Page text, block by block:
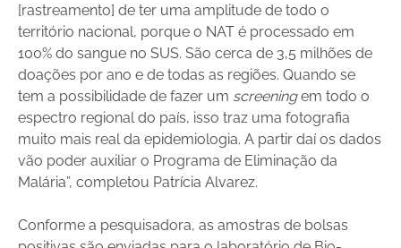
[rastreamento] de ter uma amplitude de todo o
território nacional, porque o NAT é processado em
100% do sangue no SUS. São cerca de 3,5 milhões de
doações por ano e de todas as regiões. Quando se
tem a possibilidade de fazer um screeningem todo o
espectro regional do país, isso traz uma fotografia
muito mais real da epidemiologia. A partir daí os dados
vão poder auxiliar o Programa de Eliminação da
Malária”, completou Patrícia Alvarez.
Conforme a pesquisadora, as amostras de bolsas